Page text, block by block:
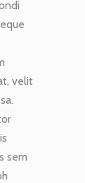
velit
sem